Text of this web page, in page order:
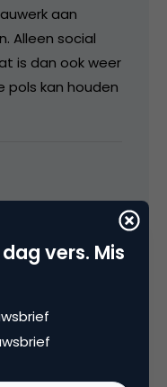
aan
Alleen social
is dan ook weer
pols kan houden
Emotions
vers. Mis